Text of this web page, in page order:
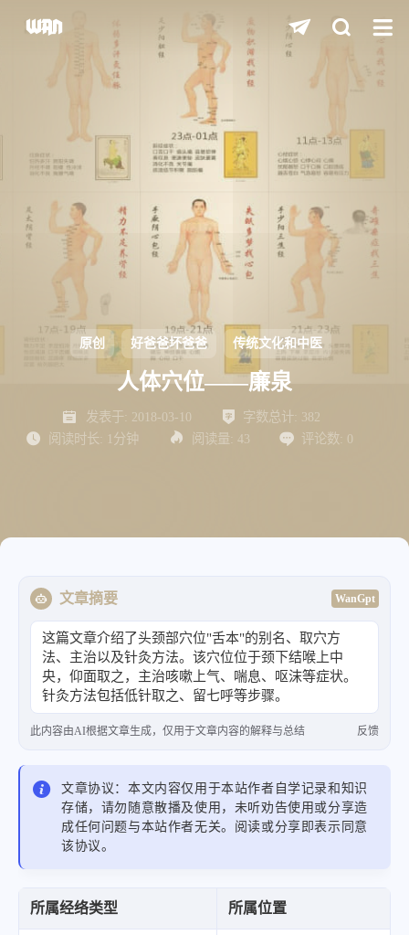
关闭快捷键功能
shift 打开中控台
D 深色/浅色显示模式
S 站内搜索
H 返回首页
L 友链页面
原创 好爸爸坏爸爸 传统文化和中医
人体穴位——廉泉
发表于: 2018-03-10 字数总计: 382
阅读时长: 1分钟 阅读量: 43 评论数: 0
文章摘要 WanGpt
这篇文章介绍了头颈部穴位"舌本"的别名、取穴方
法、主治以及针灸方法。该穴位位于颈下结喉上中
央，仰面取之，主治咳嗽上气、喘息、呕沫等症状。
针灸方法包括低针取之、留七呼等步骤。
此内容由AI根据文章生成，仅用于文章内容的解释与总结 反馈
文章协议：本文内容仅用于本站作者自学记录和知识
存储，请勿随意散播及使用，未听劝告使用或分享造
成任何问题与本站作者无关。阅读或分享即表示同意
该协议。
所属经络类型 所属位置